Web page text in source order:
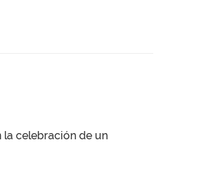
celebración de un